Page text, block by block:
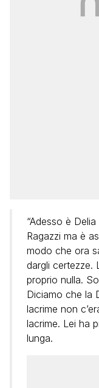
“Adesso è
Ragazzi ma è
modo che ora
dargli certezze.
proprio nulla.
Diciamo che la
lacrime non
lacrime. Lei ha
lunga.